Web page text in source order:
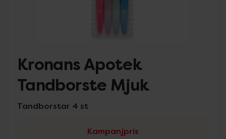
Kronans Apotek
Tandborste Mjuk
Tandborstar 4 st
Kampanjpris